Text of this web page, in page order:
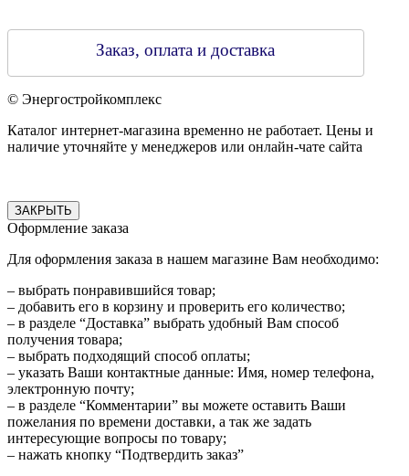
Заказ, оплата и доставка
© Энергостройкомплекс
Каталог интернет-магазина временно не работает. Цены и
наличие уточняйте у менеджеров или онлайн-чате сайта
ЗАКРЫТЬ
Оформление заказа
Для оформления заказа в нашем магазине Вам необходимо:
– выбрать понравившийся товар;
– добавить его в корзину и проверить его количество;
– в разделе “Доставка” выбрать удобный Вам способ
получения товара;
– выбрать подходящий способ оплаты;
– указать Ваши контактные данные: Имя, номер телефона,
электронную почту;
– в разделе “Комментарии” вы можете оставить Ваши
пожелания по времени доставки, а так же задать
интересующие вопросы по товару;
– нажать кнопку “Подтвердить заказ”